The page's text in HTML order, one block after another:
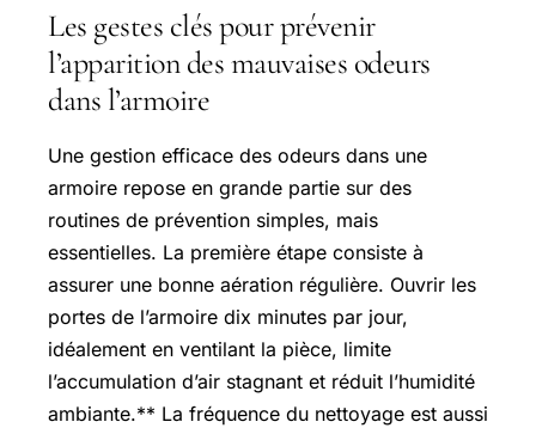
Les gestes clés pour prévenir
l’apparition des mauvaises odeurs
dans l’armoire
Une gestion efficace des odeurs dans une
armoire repose en grande partie sur des
routines de prévention simples, mais
essentielles. La première étape consiste à
assurer une bonne aération régulière. Ouvrir les
portes de l’armoire dix minutes par jour,
idéalement en ventilant la pièce, limite
l’accumulation d’air stagnant et réduit l’humidité
ambiante.** La fréquence du nettoyage est aussi